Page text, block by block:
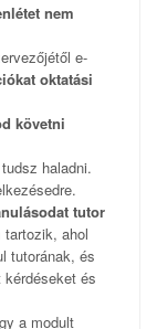
nem
e-
oktatási
követni
tudsz haladni.
tutor
tartozik, ahol
tutorának, és
és
a modult